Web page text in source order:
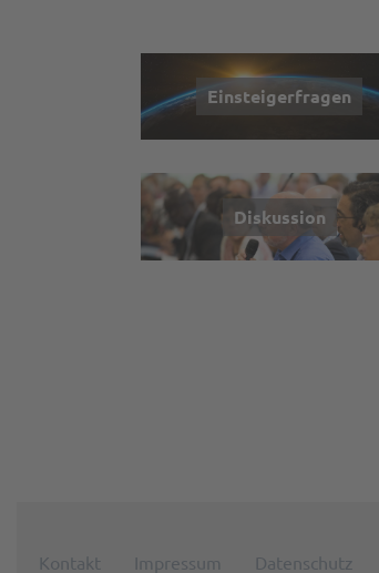
Einsteigerfragen
Diskussion
Kontakt Impressum Datenschutz